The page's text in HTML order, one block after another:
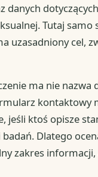
danych
Tutaj samo
uzasadniony cel,
ma nie nazwa
kontaktowy
jeśli ktoś opisze
Dlatego
zakres